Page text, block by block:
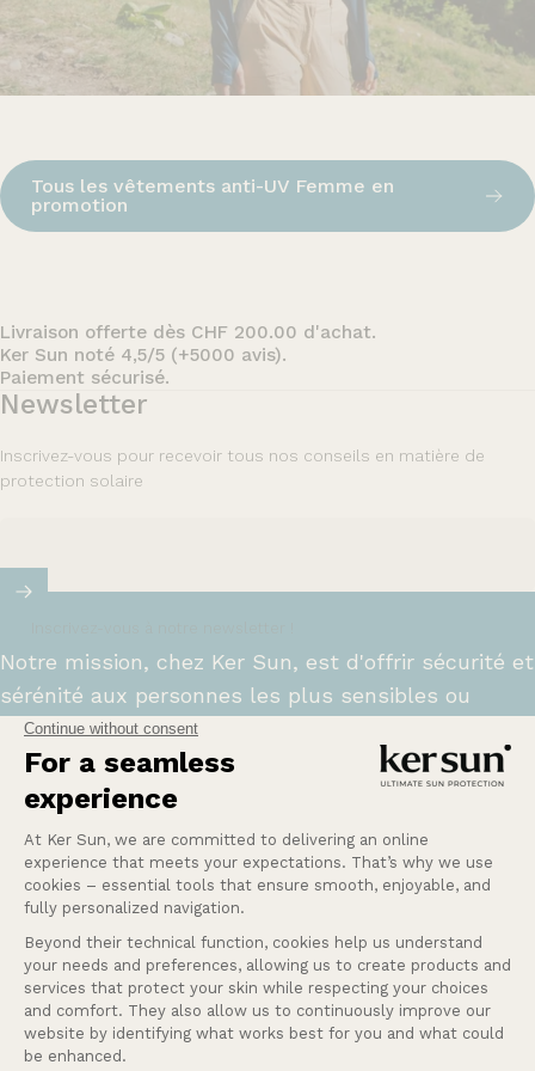
XXL
Taille unique & Chapeaux
Tous les vêtements anti-UV Femme en
promotion
Livraison offerte dès CHF 200.00 d'achat.
Ker Sun noté 4,5/5 (+5000 avis).
Paiement sécurisé.
Newsletter
Inscrivez-vous pour recevoir tous nos conseils en matière de
protection solaire
Notre mission, chez Ker Sun, est d'offrir sécurité et
sérénité aux personnes les plus sensibles ou
intolérantes au soleil.
En savoir plus
Une Question ?
Nos services
Entreprise